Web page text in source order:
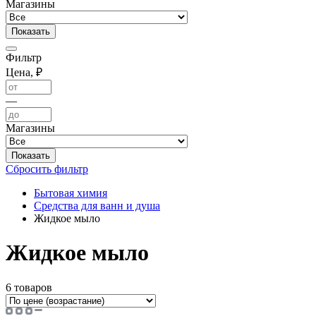
Магазины
Фильтр
Цена, ₽
—
Магазины
Сбросить фильтр
Бытовая химия
Средства для ванн и душа
Жидкое мыло
Жидкое мыло
6 товаров